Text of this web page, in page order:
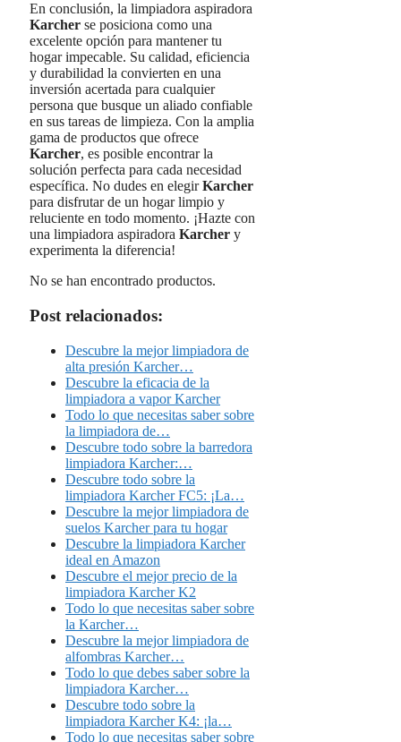
En conclusión, la limpiadora aspiradora
Karcher se posiciona como una
excelente opción para mantener tu
hogar impecable. Su calidad, eficiencia
y durabilidad la convierten en una
inversión acertada para cualquier
persona que busque un aliado confiable
en sus tareas de limpieza. Con la amplia
gama de productos que ofrece
Karcher, es posible encontrar la
solución perfecta para cada necesidad
específica. No dudes en elegirKarcher
para disfrutar de un hogar limpio y
reluciente en todo momento. ¡Hazte con
una limpiadora aspiradora Karcher y
experimenta la diferencia!
No se han encontrado productos.
Post relacionados:
Descubre la mejor limpiadora de
alta presión Karcher…
Descubre la eficacia de la
limpiadora a vapor Karcher
Todo lo que necesitas saber sobre
la limpiadora de…
Descubre todo sobre la barredora
limpiadora Karcher:…
Descubre todo sobre la
limpiadora Karcher FC5: ¡La…
Descubre la mejor limpiadora de
suelos Karcher para tu hogar
Descubre la limpiadora Karcher
ideal en Amazon
Descubre el mejor precio de la
limpiadora Karcher K2
Todo lo que necesitas saber sobre
la Karcher…
Descubre la mejor limpiadora de
alfombras Karcher…
Todo lo que debes saber sobre la
limpiadora Karcher…
Descubre todo sobre la
limpiadora Karcher K4: ¡la…
Todo lo que necesitas saber sobre